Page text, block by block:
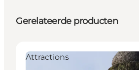
Gerelateerde producten
Attractions